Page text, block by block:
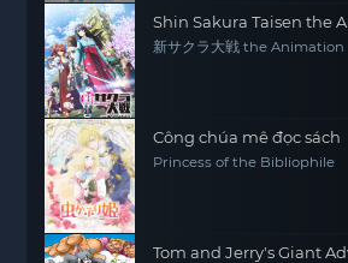
Shin Sakura Taisen the
新サクラ大戦 the Animation
Công chúa mê đọc sách
Princess of the Bibliophile
Tom and Jerry's Giant